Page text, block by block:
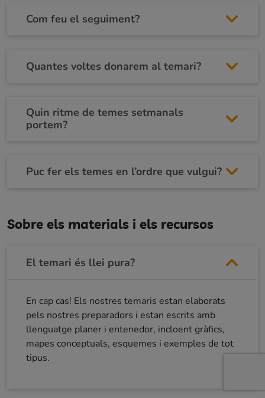
Com feu el seguiment?
Quantes voltes donarem al temari?
Quin ritme de temes setmanals
portem?
Puc fer els temes en l’ordre que vulgui?
Sobre els materials i els recursos
El temari és llei pura?
En cap cas! Els nostres temaris estan elaborats
pels nostres preparadors i estan escrits amb
llenguatge planer i entenedor, incloent gràfics,
mapes conceptuals, esquemes i exemples de tot
tipus.